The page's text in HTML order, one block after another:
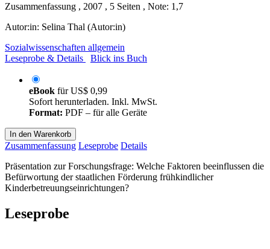
Zusammenfassung , 2007 , 5 Seiten , Note: 1,7
Autor:in: Selina Thal (Autor:in)
Sozialwissenschaften allgemein
Leseprobe & Details
Blick ins Buch
eBook fürUS$ 0,99
Sofort herunterladen. Inkl. MwSt.
Format: PDF – für alle Geräte
In den Warenkorb
Zusammenfassung Leseprobe Details
Präsentation zur Forschungsfrage: Welche Faktoren beeinflussen die
Befürwortung der staatlichen Förderung frühkindlicher
Kinderbetreuungseinrichtungen?
Leseprobe